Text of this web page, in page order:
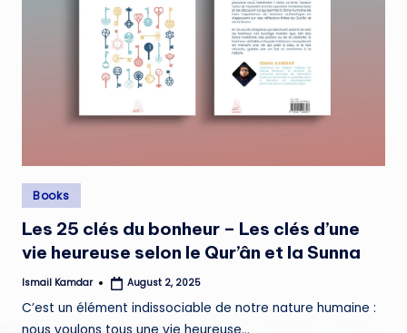
Posted
in
Books
Les 25 clés du bonheur – Les clés d’une
vie heureuse selon le Qur’ân et la Sunna
Posted
Ismail Kamdar August 2, 2025
C’est un élément indissociable de notre nature humaine :
nous voulons tous une vie heureuse…